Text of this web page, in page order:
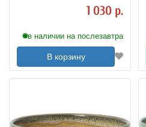
1 030 р.
в наличии на послезавтра
В корзину